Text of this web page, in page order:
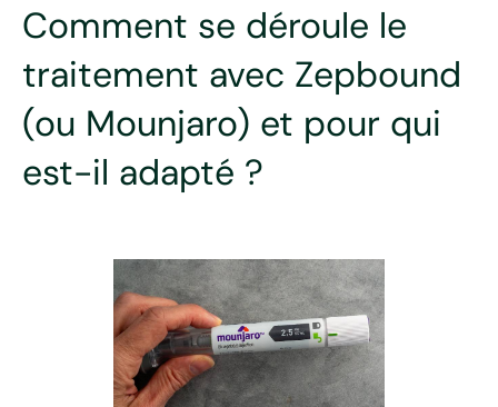
Comment se déroule le
traitement avec Zepbound
(ou Mounjaro) et pour qui
est-il adapté ?